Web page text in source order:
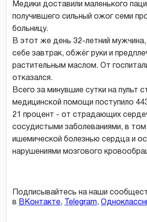
Медики доставили маленького
получившего сильный ожог семи
больницу.
В этот же день 32-летний
себе завтрак, обжёг руки и
растительным маслом. От
отказался.
Всего за минувшие сутки на пульт
медицинской помощи поступило
21 процент - от страдающих
сосудистыми заболеваниями, в том
ишемической болезнью сердца и
нарушениями мозгового
Подписывайтесь на наши
в ВКонтакте, Telegram,